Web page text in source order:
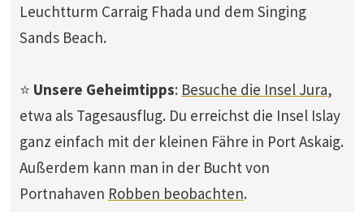
Leuchtturm Carraig Fhada und dem Singing
Sands Beach.
⭐ Unsere Geheimtipps: Besuche die Insel Jura,
etwa als Tagesausflug. Du erreichst die Insel Islay
ganz einfach mit der kleinen Fähre in Port Askaig.
Außerdem kann man in der Bucht von
Portnahaven Robben beobachten.